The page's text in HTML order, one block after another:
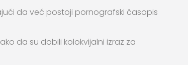
da već postoji pornografski časopis
da su dobili kolokvijalni izraz za